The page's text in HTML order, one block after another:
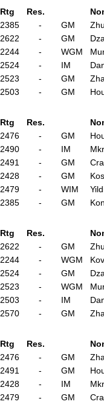
Rtg Res.
2385 - GM
2622 - GM
2244 - WGM
2524 - IM
2523 - GM
2503 - GM
Rtg Res.
2476 - GM
2490 - IM
2491 - GM
2428 - GM
2479 - WIM
2385 - GM
Rtg Res.
2622 - GM
2244 - WGM
2524 - GM
2523 - WGM
2503 - IM
2570 - GM
Rtg Res.
2476 - GM
2491 - GM
2428 - IM
2479 - GM